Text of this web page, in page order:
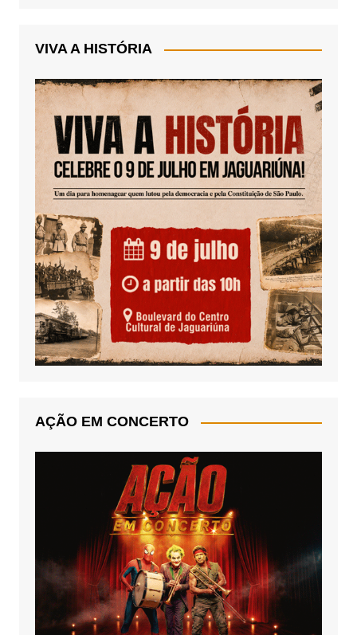
VIVA A HISTÓRIA
AÇÃO EM CONCERTO